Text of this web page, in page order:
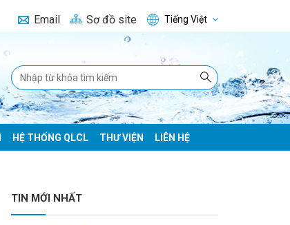
Email Sơ đồ site Tiếng Việt
HỆ THỐNG QLCL THƯ VIỆN LIÊN HỆ
TIN MỚI NHẤT